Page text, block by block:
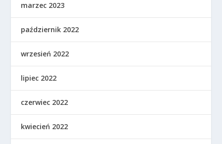
marzec 2023
październik 2022
wrzesień 2022
lipiec 2022
czerwiec 2022
kwiecień 2022